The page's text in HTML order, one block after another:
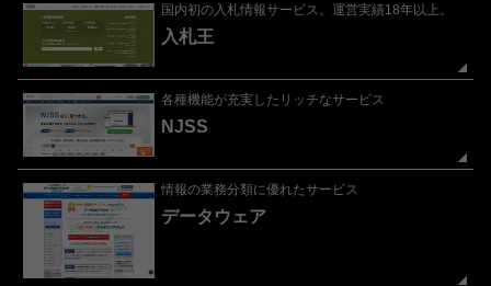
国内初の入札情報サービス。運営実績18年以上。
入札王
各種機能が充実したリッチなサービス
NJSS
情報の業務分類に優れたサービス
データウェア